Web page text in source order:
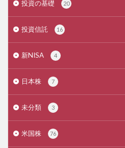
投資の基礎 20
投資信託 16
新NISA 4
日本株 7
未分類 3
米国株 76